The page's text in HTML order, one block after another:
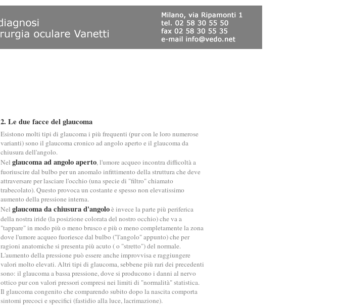
2. Le due facce del glaucoma
Esistono molti tipi di glaucoma i più frequenti (pur con le loro numerose
varianti) sono il glaucoma cronico ad angolo aperto e il glaucoma da
chiusura dell'angolo.
Nel glaucoma ad angolo aperto, l'umore acqueo incontra difficoltà a
fuoriuscire dal bulbo per un anomalo infittimento della struttura che deve
attraversare per lasciare l'occhio (una specie di "filtro" chiamato
trabecolato). Questo provoca un costante e spesso non elevatissimo
aumento della pressione interna.
Nel glaucoma da chiusura d'angoloè invece la parte più periferica
della nostra iride (la posizione colorata del nostro occhio) che va a
"tappare" in modo più o meno brusco e più o meno completamente la zona
dove l'umore acqueo fuoriesce dal bulbo ("l'angolo" appunto) che per
ragioni anatomiche si presenta più acuto ( o "stretto") del normale.
L'aumento della pressione può essere anche improvvisa e raggiungere
valori molto elevati. Altri tipi di glaucoma, sebbene più rari dei precedenti
sono: il glaucoma a bassa pressione, dove si producono i danni al nervo
ottico pur con valori pressori compresi nei limiti di "normalità" statistica.
Il glaucoma congenito che comparendo subito dopo la nascita comporta
sintomi precoci e specifici (fastidio alla luce, lacrimazione).